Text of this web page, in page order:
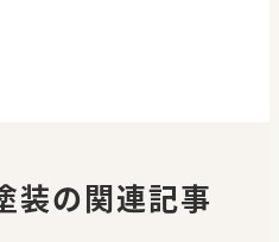
装の関連記事